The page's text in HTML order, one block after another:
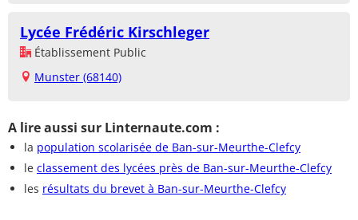
Lycée Frédéric Kirschleger
Établissement Public
Munster (68140)
A lire aussi sur Linternaute.com :
la population scolarisée de Ban-sur-Meurthe-Clefcy
le classement des lycées près de Ban-sur-Meurthe-Clefcy
les résultats du brevet à Ban-sur-Meurthe-Clefcy